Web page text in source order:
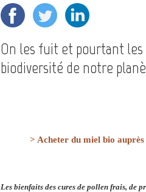
On les fuit et pourtant les
biodiversité de notre
> Acheter du miel bio
Les bienfaits des cures de pollen frais, de